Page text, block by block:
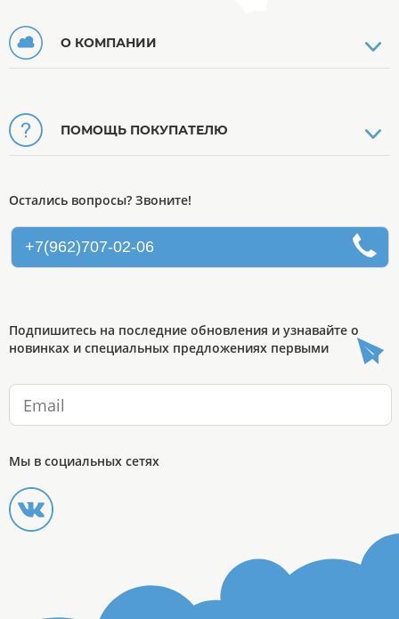
О КОМПАНИИ
ПОМОЩЬ ПОКУПАТЕЛЮ
Остались вопросы? Звоните!
+7(962)707-02-06
Подпишитесь на последние обновления и узнавайте о
новинках и специальных предложениях первыми
Мы в социальных сетях